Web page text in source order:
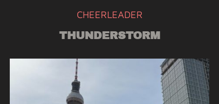
CHEERLEADER
THUNDERSTORM